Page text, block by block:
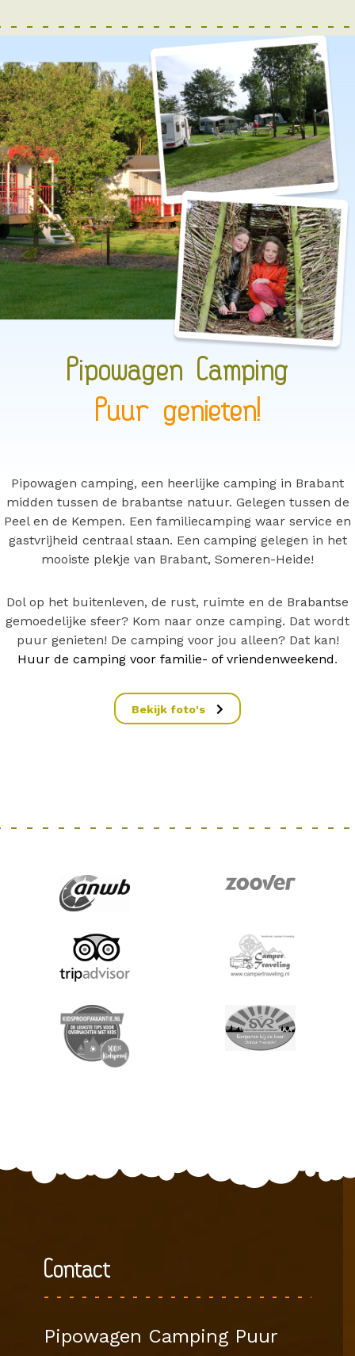
Pipowagen Camping
Puur genieten!
Pipowagen camping, een heerlijke camping in Brabant
midden tussen de brabantse natuur. Gelegen tussen de
Peel en de Kempen. Een familiecamping waar service en
gastvrijheid centraal staan. Een camping gelegen in het
mooiste plekje van Brabant, Someren-Heide!
Dol op het buitenleven, de rust, ruimte en de Brabantse
gemoedelijke sfeer? Kom naar onze camping. Dat wordt
puur genieten! De camping voor jou alleen? Dat kan!
Huur de camping voor familie- of vriendenweekend.
Bekijk foto's
Contact
Pipowagen Camping Puur